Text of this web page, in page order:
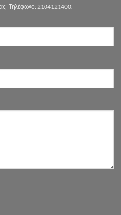
Flowers
-Τηλέφωνο: 2104121400.